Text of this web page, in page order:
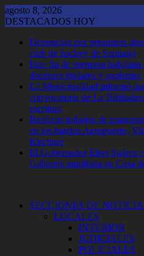
Saltar
al
agosto 8, 2026
DESTACADOS HOY
Denuncian por presuntos
club de hockey de Santiago
Este fin de ssemana
docentes titulares y suplentes
La Municipalidad informó
convocatoria de La
escritura
Realizan trabajos de
en los barrios Aeropuerto,
Kirchner
El Gobernador Elias Suárez
Gabinete ampliada en Casa
SECCIONES DE
LOCALES
INTERIOR
JUDICIALES
POLICIALES